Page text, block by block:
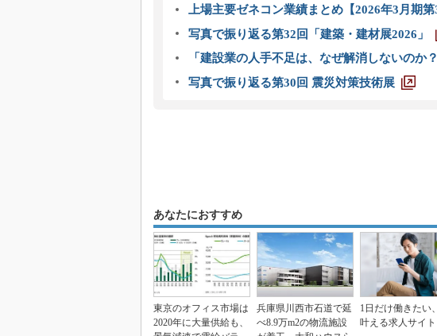
上場主要ゼネコン業績まとめ【2026年3月期第
写真で振り返る第32回「建築・建材展2026」
「建設業の人手不足は、なぜ解消しないのか
写真で振り返る第30回 震災対策技術展
あなたにおすすめ
東京のオフィス市場は
2020年に大量供給も、
兵庫県川西市石道で延
べ8.9万m2の物流施設
1日だけ働きたい
叶える求人サイト